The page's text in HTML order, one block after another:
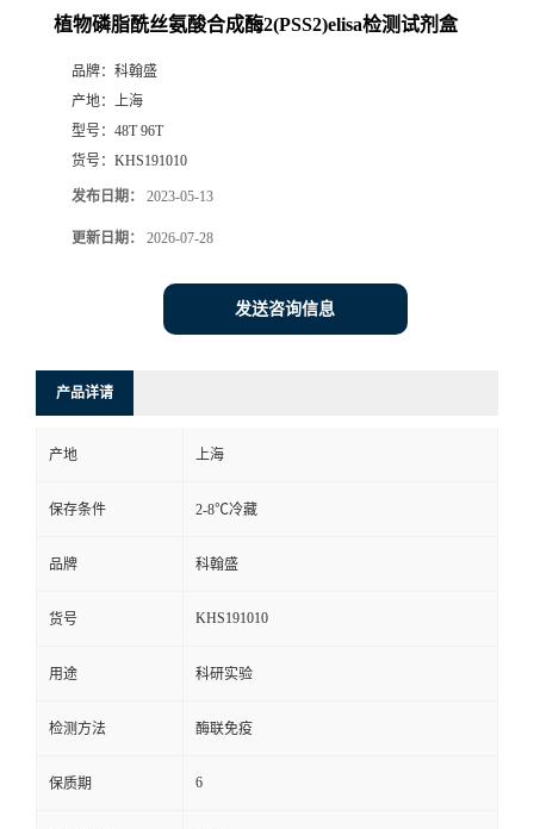
植物磷脂酰丝氨酸合成酶2(PSS2)elisa检测试剂盒
品牌： 科翰盛
产地： 上海
型号： 48T 96T
货号： KHS191010
发布日期： 2023-05-13
更新日期： 2026-07-28
发送咨询信息
产品详请
产地 上海
保存条件 2-8℃冷藏
品牌 科翰盛
货号 KHS191010
用途 科研实验
检测方法 酶联免疫
保质期 6